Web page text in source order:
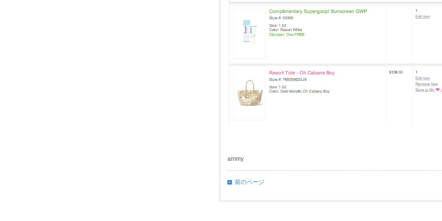
ammy
前のページ